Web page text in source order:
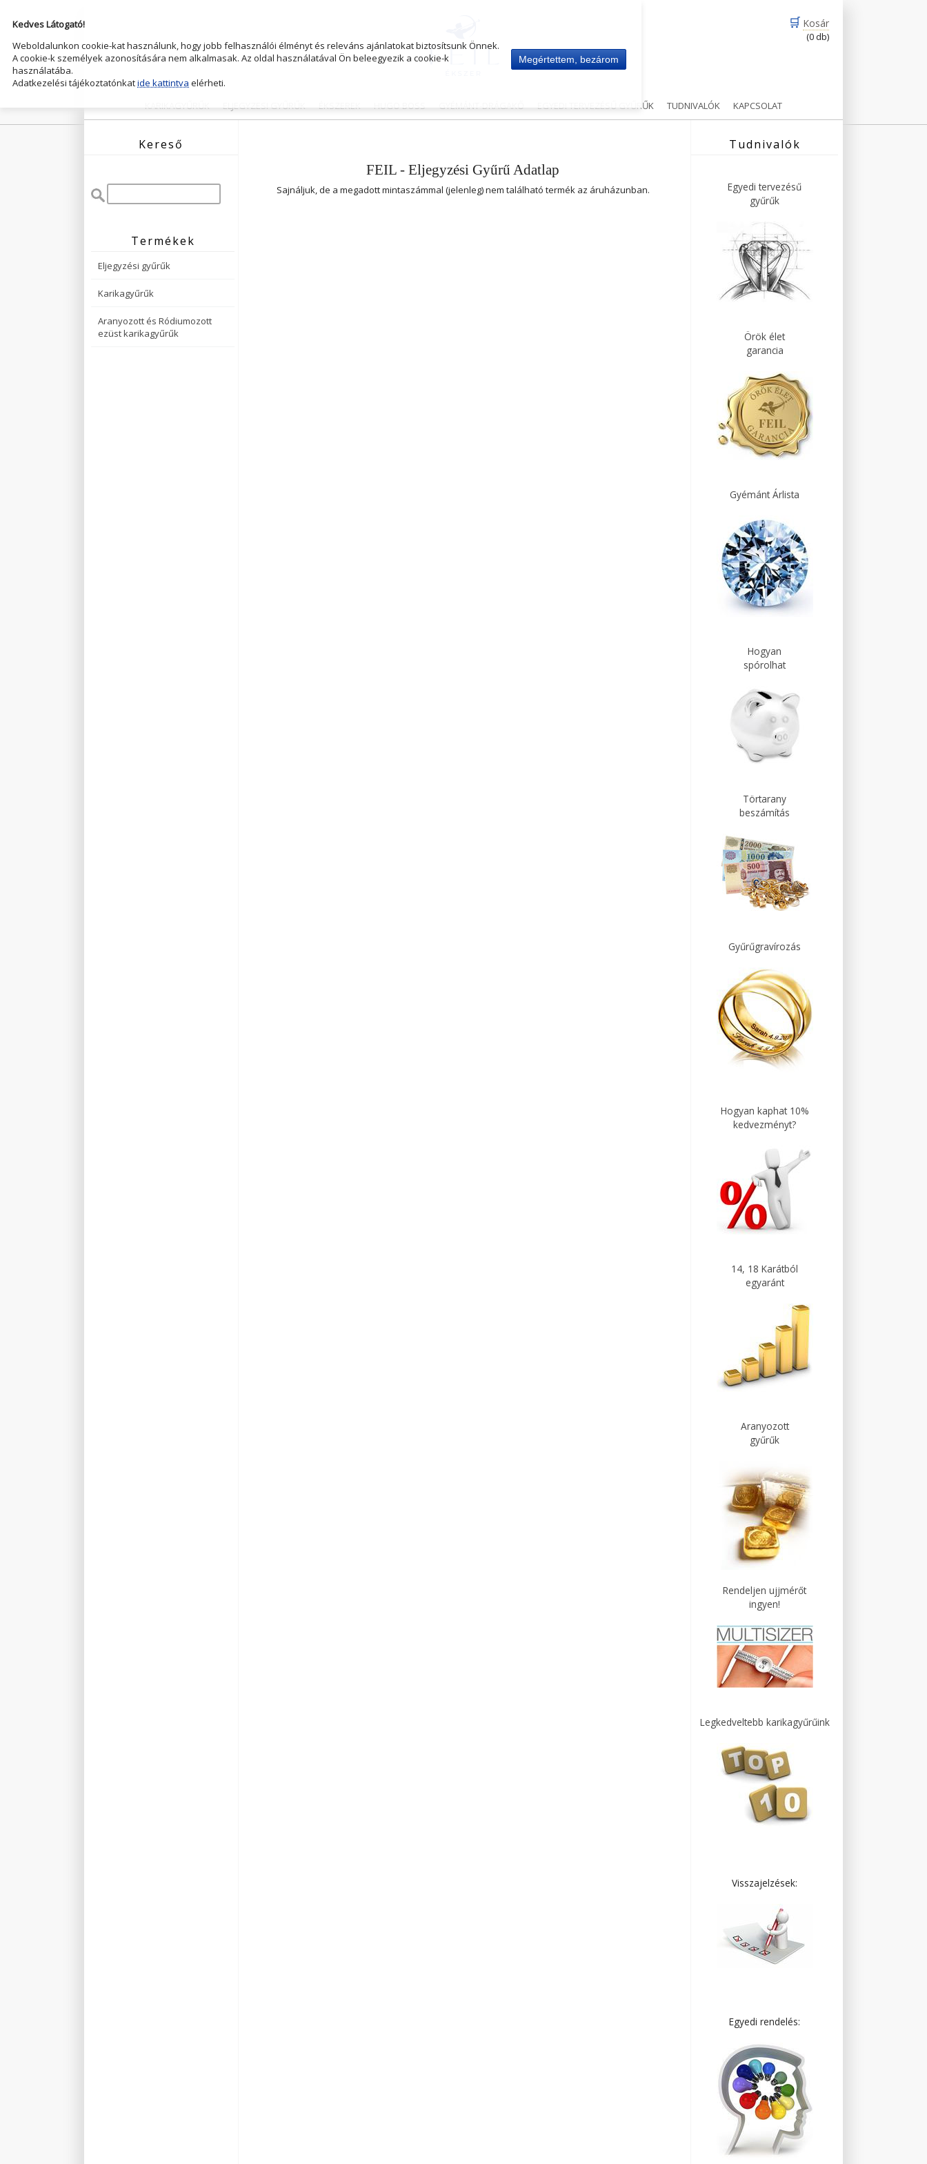
🛒 Kosár
(0 db)
KARIKAGYŰRŰK ELJEGYZESI GYŰRŰK ÉKSZEREK HUGO BOSS GYÉMÁNT-DRÁGAKŐ EGYEDI TERVEZÉSŰ GYŰRŰK TUDNIVALÓK KAPCSOLAT
Kereső
Termékek
Eljegyzési gyűrűk
Karikagyűrűk
Aranyozott és Ródiumozott
ezüst karikagyűrűk
FEIL - Eljegyzési Gyűrű Adatlap
Sajnáljuk, de a megadott mintaszámmal (jelenleg) nem található termék az áruházunban.
Tudnivalók
Egyedi tervezésű
gyűrűk
Örök élet
garancia
Gyémánt Árlista
Hogyan
spórolhat
Törtarany
beszámítás
Gyűrűgravírozás
Hogyan kaphat 10%
kedvezményt?
14, 18 Karátból
egyaránt
Aranyozott
gyűrűk
Rendeljen ujjmérőt
ingyen!
Legkedveltebb karikagyűrűink
Visszajelzések:
Egyedi rendelés:
Kedves Látogató!
Weboldalunkon cookie-kat használunk, hogy jobb felhasználói élményt és releváns ajánlatokat biztosítsunk Önnek.
A cookie-k személyek azonosítására nem alkalmasak. Az oldal használatával Ön beleegyezik a cookie-k
használatába.
Adatkezelési tájékoztatónkatide kattintva elérheti.
Megértettem, bezárom